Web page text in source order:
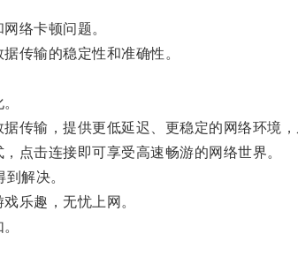
络卡顿问题。
传输的稳定性和准确性。
输，提供更低延迟、更稳定的网络环境，
击连接即可享受高速畅游的网络世界。
解决。
乐趣，无忧上网。